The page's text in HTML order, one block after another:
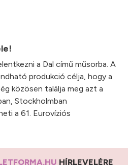
a Dal című műsorba. A
produkció célja, hogy a
közösen találja meg azt a
Stockholmban
a 61. Eurovíziós
HÍRLEVELÉRE